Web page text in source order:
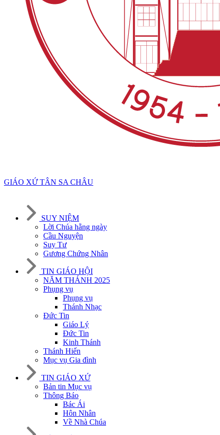
GIÁO XỨ TÂN SA CHÂU
SUY NIỆM
Lời Chúa hằng ngày
Cầu Nguyện
Suy Tư
Gương Chứng Nhân
TIN GIÁO HỘI
NĂM THÁNH 2025
Phụng vụ
Phụng vụ
Thánh Nhạc
Đức Tin
Giáo Lý
Đức Tin
Kinh Thánh
Thánh Hiến
Mục vụ Gia đình
TIN GIÁO XỨ
Bản tin Mục vụ
Thông Báo
Bác Ái
Hôn Nhân
Về Nhà Chúa